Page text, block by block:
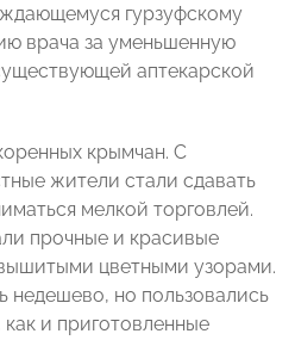
гурзуфскому
врача за уменьшенную
аптекарской
крымчан. С
жители стали сдавать
мелкой торговлей.
прочные и красивые
цветными узорами.
недешево, но пользовались
и приготовленные